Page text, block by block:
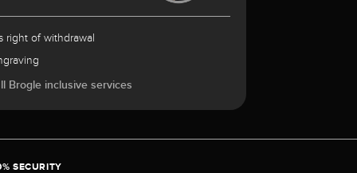
right of withdrawal
Brogle inclusive services
SECURITY